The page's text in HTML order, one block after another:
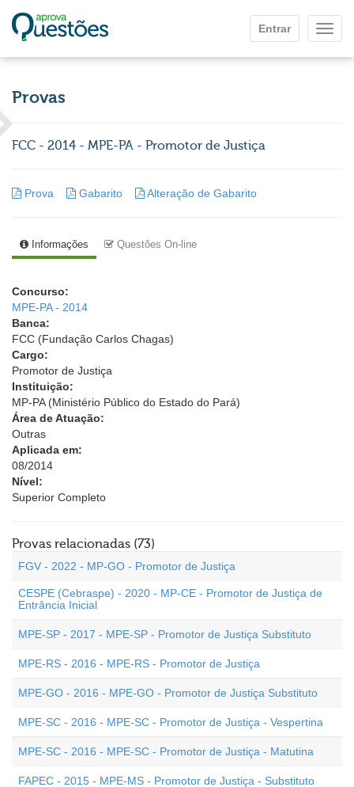
Entrar
Provas
FCC - 2014 - MPE-PA - Promotor de Justiça
Prova Gabarito Alteração de Gabarito
Informações Questões On-line
Concurso:
MPE-PA - 2014
Banca:
FCC (Fundação Carlos Chagas)
Cargo:
Promotor de Justiça
Instituição:
MP-PA (Ministério Público do Estado do Pará)
Área de Atuação:
Outras
Aplicada em:
08/2014
Nível:
Superior Completo
Provas relacionadas (73)
FGV - 2022 - MP-GO - Promotor de Justiça
CESPE (Cebraspe) - 2020 - MP-CE - Promotor de Justiça de
Entrância Inicial
MPE-SP - 2017 - MPE-SP - Promotor de Justiça Substituto
MPE-RS - 2016 - MPE-RS - Promotor de Justiça
MPE-GO - 2016 - MPE-GO - Promotor de Justiça Substituto
MPE-SC - 2016 - MPE-SC - Promotor de Justiça - Vespertina
MPE-SC - 2016 - MPE-SC - Promotor de Justiça - Matutina
FAPEC - 2015 - MPE-MS - Promotor de Justiça - Substituto